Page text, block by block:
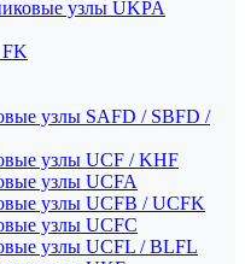
узлы UKPA
узлы SAFD / SBFD /
узлы UCF / KHF
узлы UCFA
узлы UCFB / UCFK
узлы UCFC
узлы UCFL / BLFL